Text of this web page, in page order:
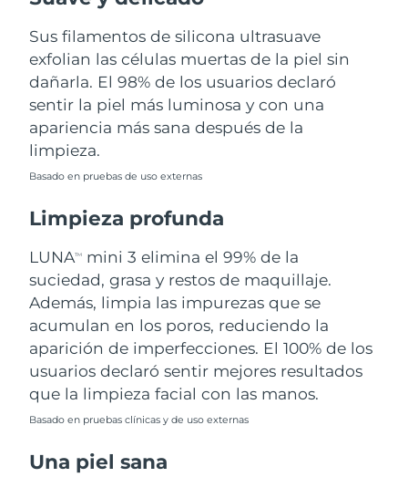
Sus filamentos de silicona ultrasuave
exfolian las células muertas de la piel sin
dañarla. El 98% de los usuarios declaró
sentir la piel más luminosa y con una
apariencia más sana después de la
limpieza.
Basado en pruebas de uso externas
Limpieza profunda
LUNATM
mini 3 elimina el 99% de la
suciedad, grasa y restos de maquillaje.
Además, limpia las impurezas que se
acumulan en los poros, reduciendo la
aparición de imperfecciones. El 100% de los
usuarios declaró sentir mejores resultados
que la limpieza facial con las manos.
Basado en pruebas clínicas y de uso externas
Una piel sana
Filipinas Entrega prevista
Polonia Entrega prevista8/13/26
Portugal Entrega prevista
Catar
Reunión Entrega prevista
Rumanía
Rusia
Arabia Saudí Entrega prevista8/13/26
Singapur Entrega prevista
Eslovaquia